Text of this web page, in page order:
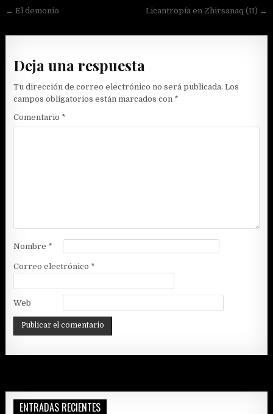
Navegación
de
← El demonio Licantropía en Zhirsanaq (II) →
Deja una respuesta
Tu dirección de correo electrónico no será publicada. Los
campos obligatorios están marcados con *
Comentario *
Nombre *
Correo electrónico *
Web
ENTRADAS RECIENTES